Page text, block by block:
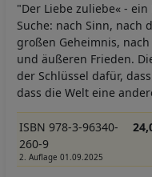
"Der Liebe zuliebe« -
Suche: nach Sinn, nach
großen Geheimnis,
und äußeren Frieden.
der Schlüssel dafür,
dass die Welt eine
ISBN 978-3-96340-
260-9
2. Auflage 01.09.2025